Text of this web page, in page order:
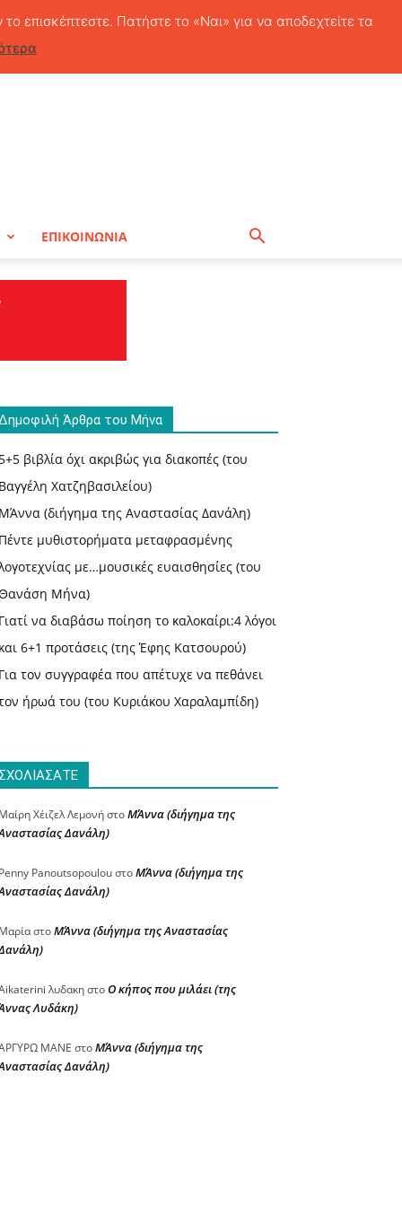
Κυριακή, 9 Αυγούστου, 2026
ΕΠΙΚΟΙΝΩΝΙΑ
Άρθρα του Μήνα
βιβλία όχι ακριβώς για διακοπές (του
Χατζηβασιλείου)
(διήγημα της Αναστασίας Δανάλη)
μυθιστορήματα μεταφρασμένης
με…μουσικές ευαισθησίες (του
Μήνα)
να διαβάσω ποίηση το καλοκαίρι:4 λόγοι
6+1 προτάσεις (της Έφης Κατσουρού)
τον συγγραφέα που απέτυχε να πεθάνει
ήρωά του (του Κυριάκου Χαραλαμπίδη)
Χέιζελ ΛεμονήστοΜΆννα (διήγημα της
Δανάλη)
PanoutsopoulouστοΜΆννα (διήγημα της
Δανάλη)
στοΜΆννα (διήγημα της Αναστασίας
λυδακηστοΟ κήπος που μιλάει (της
Λυδάκη)
ΜΑΝΕ στοΜΆννα (διήγημα της
Δανάλη)
επισκέπτεστε. Πατήστε το «Ναι» για να αποδεχτείτε τα